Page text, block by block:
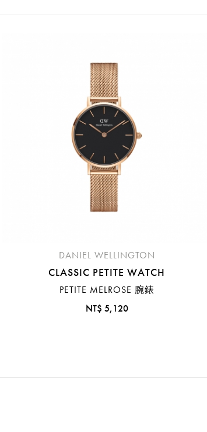
請選擇您的搭機地點
臺中國際機場(RMQ)
國際線出境旅客
使用
下單時間皆不相同，細節或訂購流程指引，請瀏覽
您必須登入才有辦法使用喜愛清單！
DANIEL WELLINGTON
CLASSIC PETITE WATCH
PETITE MELROSE 腕錶
NT$ 5,120